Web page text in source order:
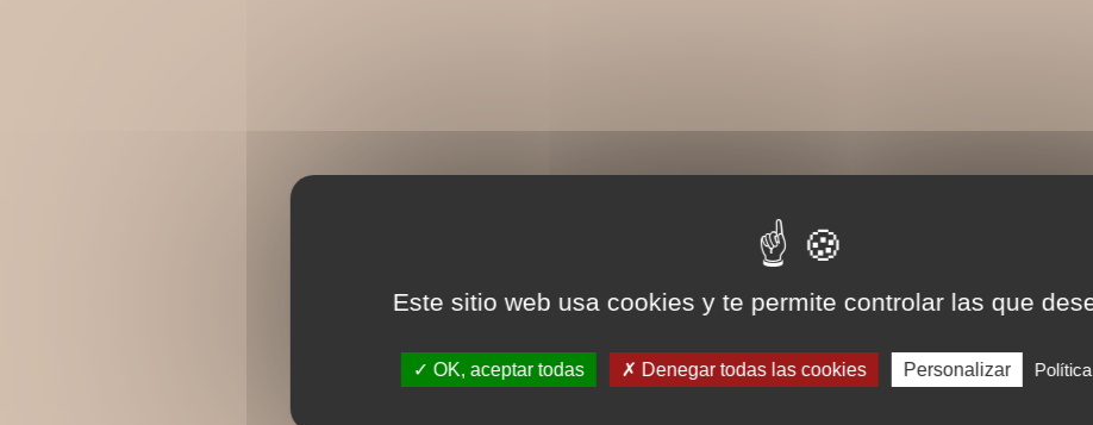
Este sitio web usa cookies y te permite controlar las que
OK, aceptar todas Denegar todas las cookies Personalizar